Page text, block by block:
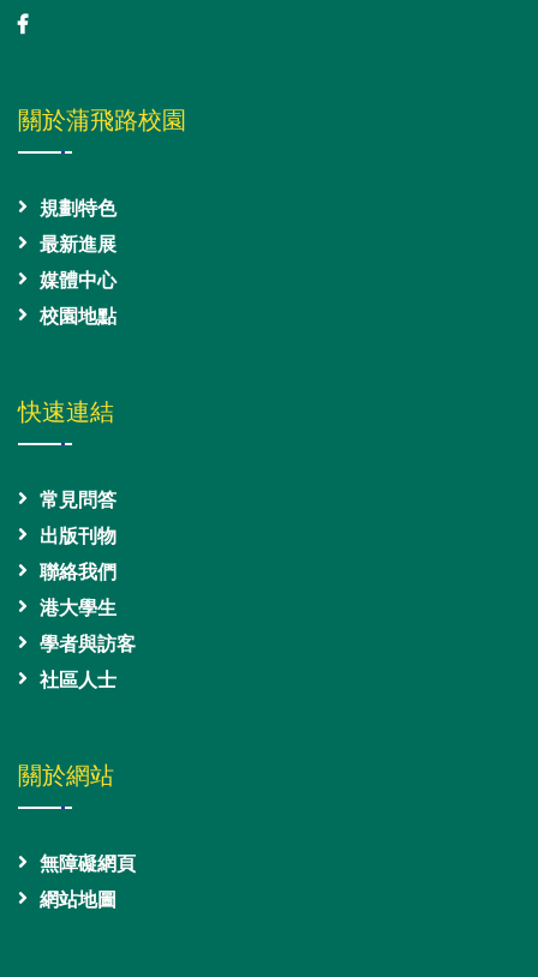
關於蒲飛路校園
規劃特色
最新進展
媒體中心
校園地點
快速連結
常見問答
出版刊物
聯絡我們
港大學生
學者與訪客
社區人士
關於網站
無障礙網頁
網站地圖